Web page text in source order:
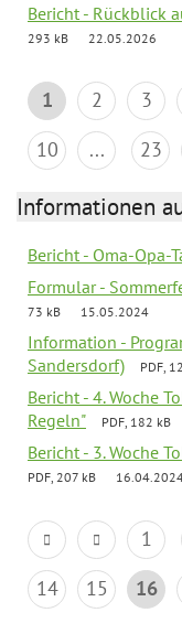
Bericht - Rückblick
293 kB
22.05.2026
1 2 3
10
... 23
Informationen
Bericht - Oma-Opa-
Formular -
73 kB
15.05.2024
Information -
Sandersdorf)
PDF,
Bericht - 4. Woche
Regeln"
PDF, 182 kB
Bericht - 3. Woche
PDF, 207 kB
1
14
15 16